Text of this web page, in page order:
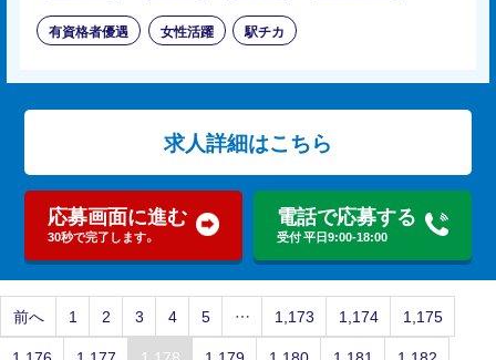
有資格者優遇 女性活躍 駅チカ
求人詳細はこちら
応募画面に進む
30秒で完了します。
電話で応募する
受付 平日9:00-18:00
前へ 1 2 3 4 5 … 1,173 1,174
1,175